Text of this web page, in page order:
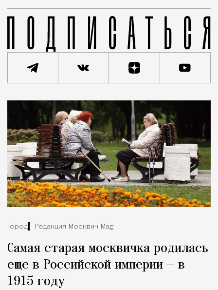
Город Редакция Москвич Mag
Самая старая москвичка родилась
еще в Российской империи — в
1915 году